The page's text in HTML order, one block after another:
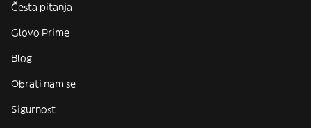
Česta pitanja
Glovo Prime
Blog
Obrati nam se
Sigurnost